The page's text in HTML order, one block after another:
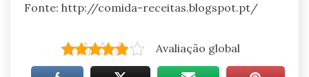
Fonte: http://comida-receitas.blogspot.pt/
Avaliação global